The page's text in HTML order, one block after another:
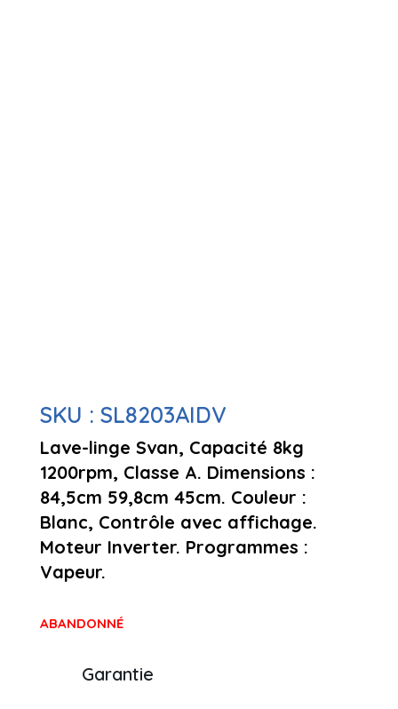
SKU : SL8203AIDV
Lave-linge Svan, Capacité 8kg
1200rpm, Classe A. Dimensions :
84,5cm 59,8cm 45cm. Couleur :
Blanc, Contrôle avec affichage.
Moteur Inverter. Programmes :
Vapeur.
ABANDONNÉ
Garantie